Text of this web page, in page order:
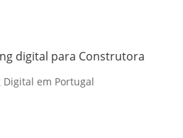
digital para Construtora
em Portugal